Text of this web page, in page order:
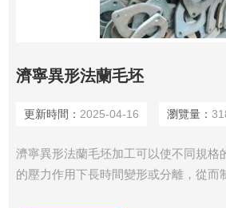
濟寧異形法蘭毛坯
更新時間： 2025-04-16 瀏覽量：
濟寧異形法蘭毛坯加工可以使不同規格
的壓力作用下長時間變形或分離，從而